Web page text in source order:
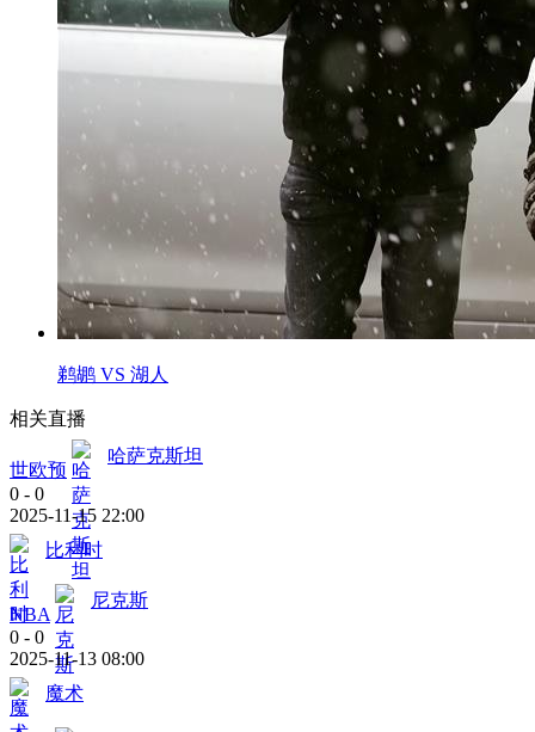
鹈鹕 VS 湖人
相关直播
世欧预
哈萨克斯坦
0 - 0
2025-11-15 22:00
比利时
NBA
尼克斯
0 - 0
2025-11-13 08:00
魔术